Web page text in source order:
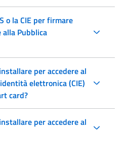
o la CIE per firmare
Pubblica
per accedere al
elettronica (CIE)
card?
per accedere al